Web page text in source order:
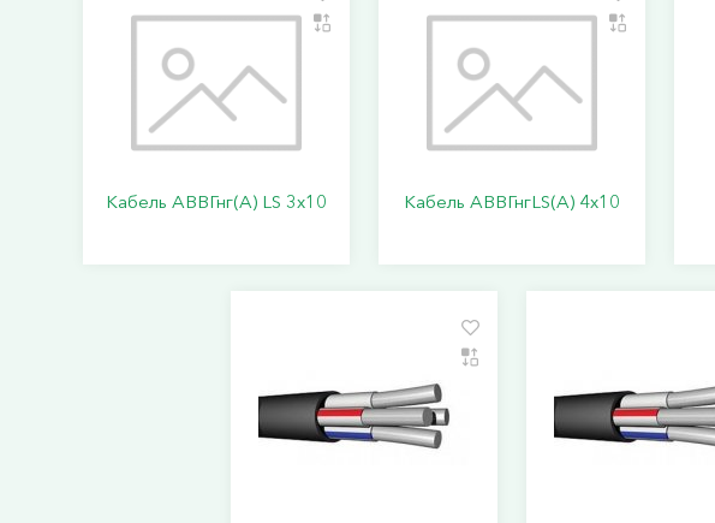
Кабель АВВГнг(А) LS 3х10 Кабель АВВГнгLS(А) 4х10